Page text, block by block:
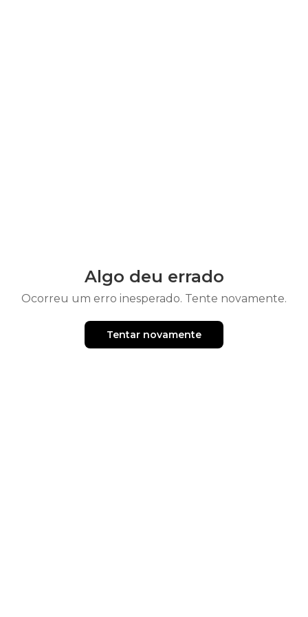
Algo deu errado
Ocorreu um erro inesperado. Tente novamente.
Tentar novamente